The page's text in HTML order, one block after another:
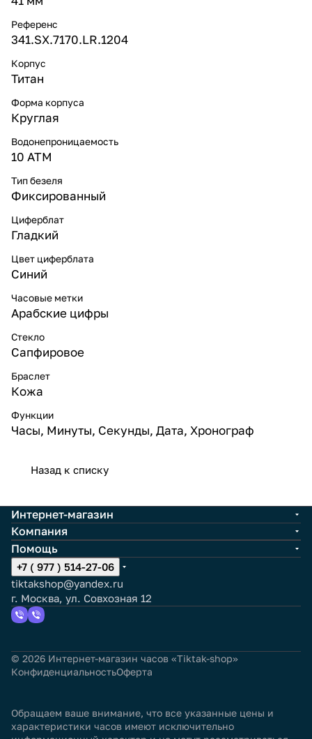
Референс
341.SX.7170.LR.1204
Корпус
Титан
Форма корпуса
Круглая
Водонепроницаемость
10 ATM
Тип безеля
Фиксированный
Циферблат
Гладкий
Цвет циферблата
Синий
Часовые метки
Арабские цифры
Стекло
Сапфировое
Браслет
Кожа
Функции
Часы, Минуты, Секунды, Дата, Хронограф
Назад к списку
Интернет-магазин
Компания
Помощь
+7 ( 977 ) 514-27-06
tiktakshop@yandex.ru
г. Москва, ул. Совхозная 12
© 2026 Интернет-магазин часов «Tiktak-shop»
КонфиденциальностьОферта
Обращаем ваше внимание, что все указанные цены и
характеристики часов имеют исключительно